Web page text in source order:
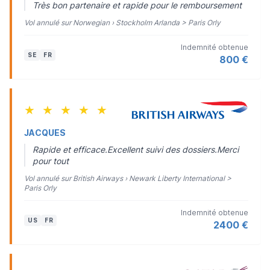
Très bon partenaire et rapide pour le remboursement
Vol annulé sur Norwegian › Stockholm Arlanda > Paris Orly
SE FR
Indemnité obtenue
800 €
★ ★ ★ ★ ★
JACQUES
Rapide et efficace.Excellent suivi des dossiers.Merci
pour tout
Vol annulé sur British Airways › Newark Liberty International >
Paris Orly
US FR
Indemnité obtenue
2400 €